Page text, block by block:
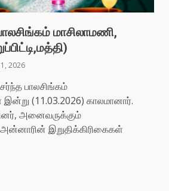
மாசிலாமணி,
2026
பாலசிங்கம்
(11.03.2026) காலமானார்.
அனைவருக்கும்
இறுதிக்கிரிகைகள்